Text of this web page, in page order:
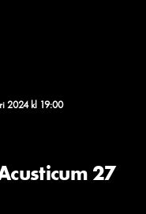
2024 kl 19:00
27